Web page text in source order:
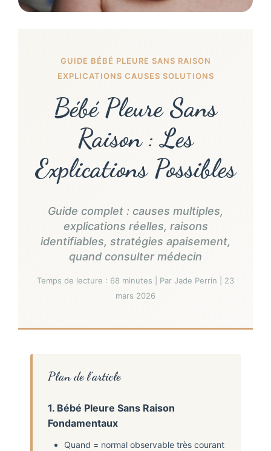
GUIDE BÉBÉ PLEURE SANS RAISON
EXPLICATIONS CAUSES SOLUTIONS
Bébé Pleure Sans
Raison : Les
Explications Possibles
Guide complet : causes multiples,
explications réelles, raisons
identifiables, stratégies apaisement,
quand consulter médecin
Temps de lecture : 68 minutes | Par Jade Perrin | 23
mars 2026
Plan de l’article
1. Bébé Pleure Sans Raison
Fondamentaux
Quand = normal observable très courant